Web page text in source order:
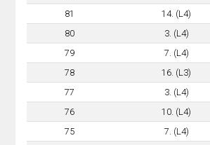
81
14. (L4)
80
3. (L4)
79
7. (L4)
78
16. (L3)
77
3. (L4)
76
10. (L4)
75
7. (L4)